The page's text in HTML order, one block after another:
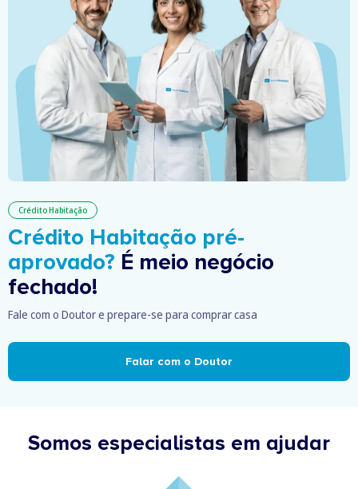
Crédito Habitação
Crédito Habitação pré-
aprovado? É meio negócio
fechado!
Fale com o Doutor e prepare-se para comprar casa
Falar com o Doutor
Somos especialistas em ajudar